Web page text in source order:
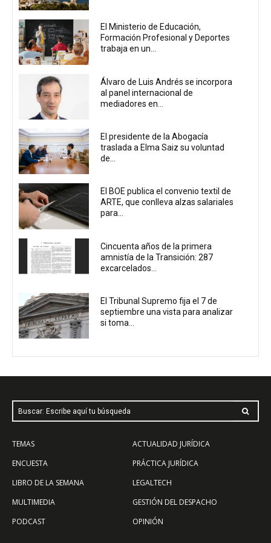
El Ministerio de Educación,
Formación Profesional y Deportes
trabaja en un...
Álvaro de Luis Andrés se incorpora
al panel internacional de
mediadores en...
El presidente de la Abogacía
traslada a Elma Saiz su voluntad
de...
El BOE publica el convenio textil de
ARTE, que conlleva alzas salariales
para...
Cincuenta años de la primera
amnistía de la Transición: 287
excarcelados...
El Tribunal Supremo fija el 7 de
septiembre una vista para analizar
si toma...
Buscar: Escribe aquí tu búsqueda
TEMAS
ENCUESTA
LIBRO DE LA SEMANA
MULTIMEDIA
PODCAST
ACTUALIDAD JURÍDICA
PRÁCTICA JURÍDICA
LEGALTECH
GESTIÓN DEL DESPACHO
OPINIÓN